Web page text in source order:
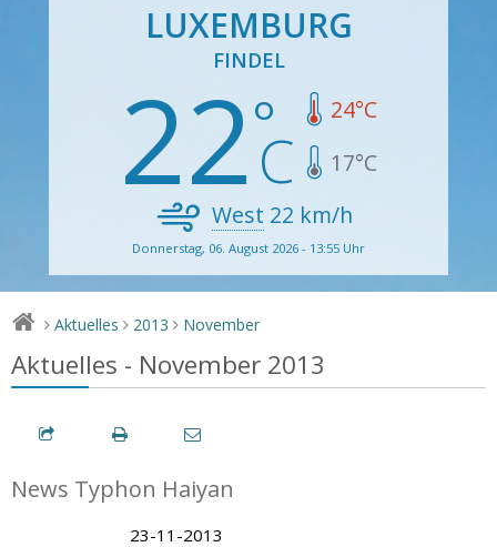
LUXEMBURG
FINDEL
22 24°C
17°C
West 22 km/h
Donnerstag, 06. August 2026 - 13:55 Uhr
> Aktuelles > 2013 > November
Aktuelles - November 2013
News Typhon Haiyan
23-11-2013